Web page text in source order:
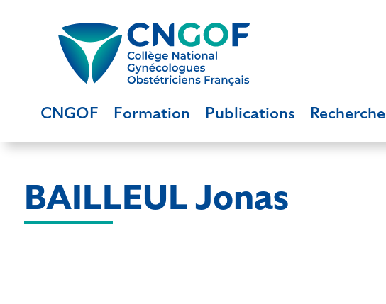
CNGOF Formation Publications Recherche
BAILLEUL Jonas